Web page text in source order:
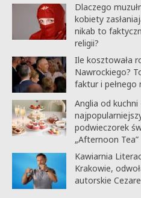
Dlaczego
kobiety
nikab to
religii?
Ile kosztowała
Nawrockiego?
faktur i pełnego
Anglia od kuchni
podwieczorek
„Afternoon Tea”
Kawiarnia
Krakowie,
autorskie